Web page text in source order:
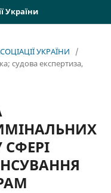
України
УКРАЇНИ
/
судова експертиза,